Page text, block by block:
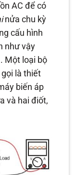
AC để có
nửa chu kỳ
cấu hình
như vậy
Một loại bộ
là thiết
biến áp
và hai điốt,